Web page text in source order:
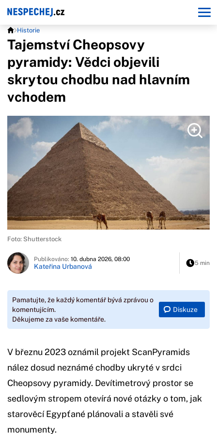
Historie
Tajemství Cheopsovy
pyramidy: Vědci objevili
skrytou chodbu nad hlavním
vchodem
Foto: Shutterstock
Publikováno: 10. dubna 2026, 08:00
Kateřina Urbanová 5 min
Pamatujte, že každý komentář bývá zprávou o
komentujícím.
Děkujeme za vaše komentáře.
Diskuze
V březnu 2023 oznámil projekt ScanPyramids
nález dosud neznámé chodby ukryté v srdci
Cheopsovy pyramidy. Devítimetrový prostor se
sedlovým stropem otevírá nové otázky o tom, jak
starověcí Egypťané plánovali a stavěli své
monumenty.